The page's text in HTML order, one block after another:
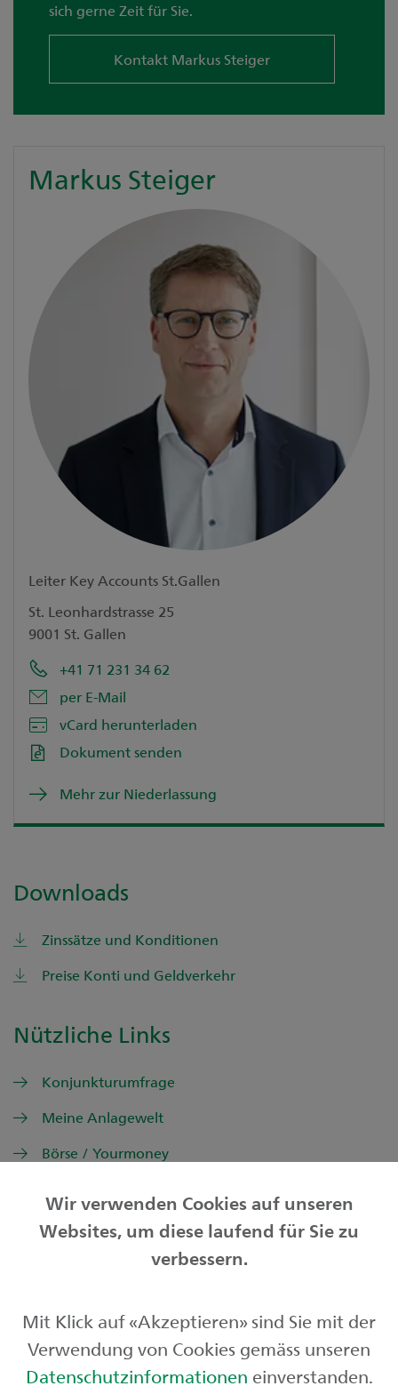
sich gerne Zeit für Sie.
Kontakt Markus Steiger
Markus Steiger
Leiter Key Accounts St.Gallen
St. Leonhardstrasse 25
9001 St. Gallen
+41 71 231 34 62
per E-Mail
vCard herunterladen
Dokument senden
Mehr zur Niederlassung
Downloads
Zinssätze und Konditionen
Preise Konti und Geldverkehr
Nützliche Links
Konjunkturumfrage
Meine Anlagewelt
Börse / Yourmoney
Privatkunden
Börse und Märkte
Über uns
Wir verwenden Cookies auf unseren
Websites, um diese laufend für Sie zu
verbessern.
Mit Klick auf «Akzeptieren» sind Sie mit der
Verwendung von Cookies gemäss unseren
Datenschutzinformationen einverstanden.